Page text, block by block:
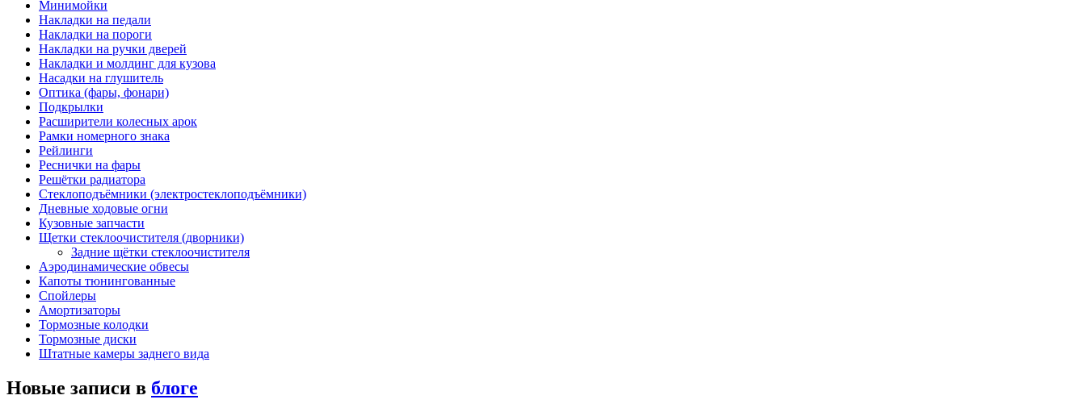
Минимойки
Накладки на педали
Накладки на пороги
Накладки на ручки дверей
Накладки и молдинг для кузова
Насадки на глушитель
Оптика (фары, фонари)
Подкрылки
Расширители колесных арок
Рамки номерного знака
Рейлинги
Реснички на фары
Решётки радиатора
Стеклоподъёмники (электростеклоподъёмники)
Дневные ходовые огни
Кузовные запчасти
Щетки стеклоочистителя (дворники)
Задние щётки стеклоочистителя
Аэродинамические обвесы
Капоты тюнингованные
Спойлеры
Амортизаторы
Тормозные колодки
Тормозные диски
Штатные камеры заднего вида
Новые записи в блоге